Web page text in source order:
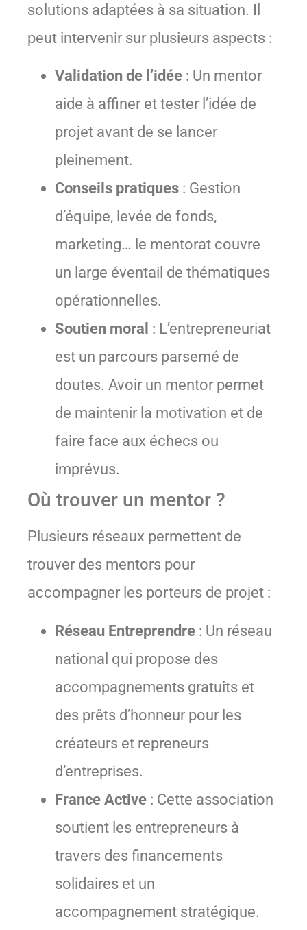
solutions adaptées à sa situation. Il
peut intervenir sur plusieurs aspects :
Validation de l’idée : Un mentor
aide à affiner et tester l’idée de
projet avant de se lancer
pleinement.
Conseils pratiques : Gestion
d’équipe, levée de fonds,
marketing… le mentorat couvre
un large éventail de thématiques
opérationnelles.
Soutien moral : L’entrepreneuriat
est un parcours parsemé de
doutes. Avoir un mentor permet
de maintenir la motivation et de
faire face aux échecs ou
imprévus.
Où trouver un mentor ?
Plusieurs réseaux permettent de
trouver des mentors pour
accompagner les porteurs de projet :
Réseau Entreprendre : Un réseau
national qui propose des
accompagnements gratuits et
des prêts d’honneur pour les
créateurs et repreneurs
d’entreprises.
France Active : Cette association
soutient les entrepreneurs à
travers des financements
solidaires et un
accompagnement stratégique.